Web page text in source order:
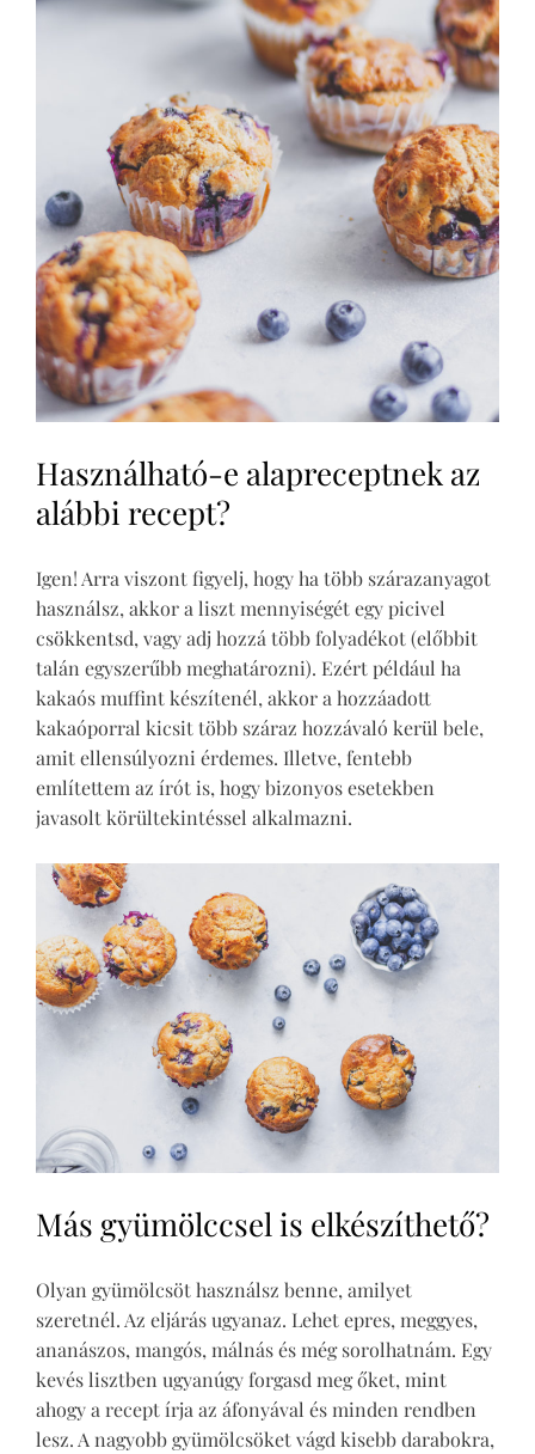
Használható-e alapreceptnek az
alábbi recept?
Igen! Arra viszont figyelj, hogy ha több szárazanyagot
használsz, akkor a liszt mennyiségét egy picivel
csökkentsd, vagy adj hozzá több folyadékot (előbbit
talán egyszerűbb meghatározni). Ezért például ha
kakaós muffint készítenél, akkor a hozzáadott
kakaóporral kicsit több száraz hozzávaló kerül bele,
amit ellensúlyozni érdemes. Illetve, fentebb
említettem az írót is, hogy bizonyos esetekben
javasolt körültekintéssel alkalmazni.
Más gyümölccsel is elkészíthető?
Olyan gyümölcsöt használsz benne, amilyet
szeretnél. Az eljárás ugyanaz. Lehet epres, meggyes,
ananászos, mangós, málnás és még sorolhatnám. Egy
kevés lisztben ugyanúgy forgasd meg őket, mint
ahogy a recept írja az áfonyával és minden rendben
lesz. A nagyobb gyümölcsöket vágd kisebb darabokra,